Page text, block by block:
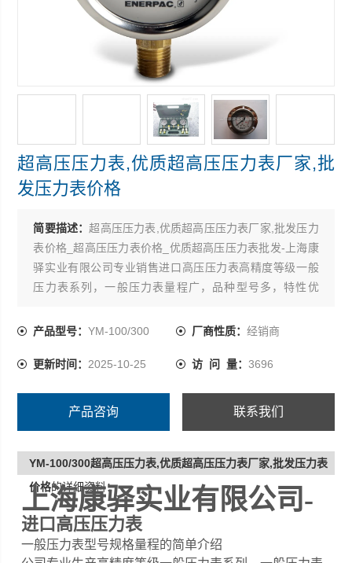
超高压压力表,优质超高压压力表厂家,批
发压力表价格
简要描述：超高压压力表,优质超高压压力表厂家,批发压力
表价格_超高压压力表价格_优质超高压压力表批发-上海康
驿实业有限公司专业销售进口高压压力表高精度等级一般
压力表系列，一般压力表量程广，品种型号多，特性优
产品型号：YM-100/300 厂商性质： 经销商
更新时间： 2025-10-25 访 问 量： 3696
产品咨询 联系我们
YM-100/300超高压压力表,优质超高压压力表厂家,批发压力表
价格的详细资料：
上海康驿实业有限公司-
进口高压压力表
一般压力表型号规格量程的简单介绍